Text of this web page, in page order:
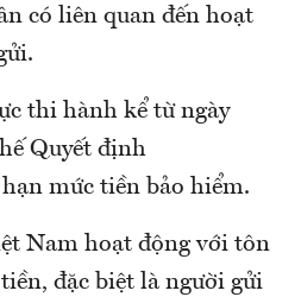
có liên quan đến hoạt
thi hành kể từ ngày
Quyết định
mức tiền bảo hiểm.
Nam hoạt động với tôn
đặc biệt là người gửi